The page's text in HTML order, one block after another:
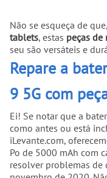
Não se esqueça de
tablets, estas peças de
seu são versáteis e
Repare a
9 5G com
Ei! Se notar que a
como antes ou está
iLevante.com,
Po de 5000 mAh com
resolver problemas